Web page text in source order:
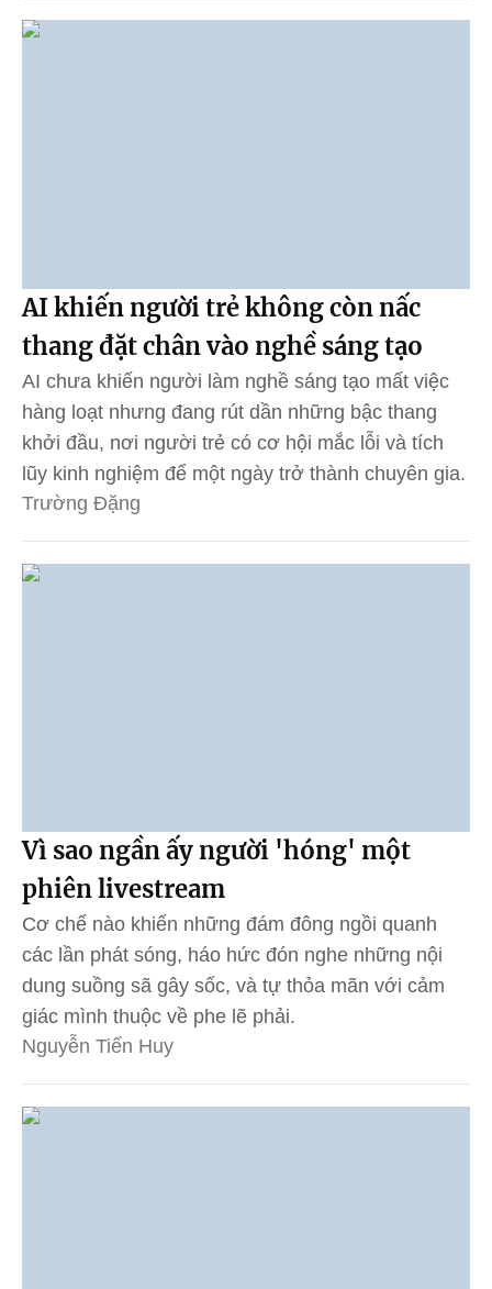
AI khiến người trẻ không còn nấc
thang đặt chân vào nghề sáng tạo
AI chưa khiến người làm nghề sáng tạo mất việc
hàng loạt nhưng đang rút dần những bậc thang
khởi đầu, nơi người trẻ có cơ hội mắc lỗi và tích
lũy kinh nghiệm để một ngày trở thành chuyên gia.
Trường Đặng
Vì sao ngần ấy người 'hóng' một
phiên livestream
Cơ chế nào khiến những đám đông ngồi quanh
các lần phát sóng, háo hức đón nghe những nội
dung suồng sã gây sốc, và tự thỏa mãn với cảm
giác mình thuộc về phe lẽ phải.
Nguyễn Tiến Huy